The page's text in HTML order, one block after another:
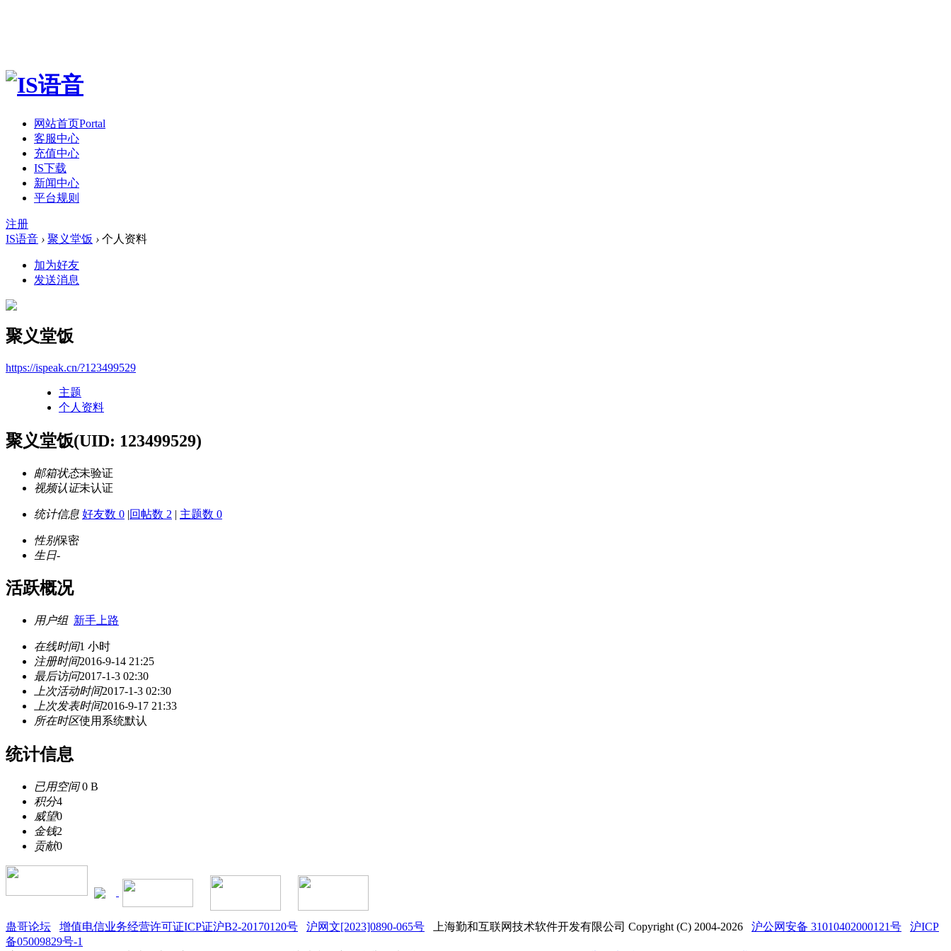
网站首页Portal
客服中心
充值中心
IS下载
新闻中心
平台规则
注册
IS语音 › 聚义堂饭 › 个人资料
加为好友
发送消息
聚义堂饭
https://ispeak.cn/?123499529
主题
个人资料
聚义堂饭(UID: 123499529)
邮箱状态未验证
视频认证未认证
统计信息 好友数 0 |回帖数 2 | 主题数 0
性别保密
生日-
活跃概况
用户组 新手上路
在线时间1 小时
注册时间2016-9-14 21:25
最后访问2017-1-3 02:30
上次活动时间2017-1-3 02:30
上次发表时间2016-9-17 21:33
所在时区使用系统默认
统计信息
已用空间0 B
积分4
威望0
金钱2
贡献0
蛊哥论坛 增值电信业务经营许可证ICP证沪B2-20170120号 沪网文[2023]0890-065号 上海勤和互联网技术软件开发有限公司 Copyright (C) 2004-2026 沪公网安备 31010402000121号
沪ICP
备05009829号-1